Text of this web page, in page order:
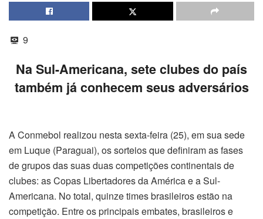
9
Na Sul-Americana, sete clubes do país
também já conhecem seus adversários
A Conmebol realizou nesta sexta-feira (25), em sua sede
em Luque (Paraguai), os sorteios que definiram as fases
de grupos das suas duas competições continentais de
clubes: as Copas Libertadores da América e a Sul-
Americana. No total, quinze times brasileiros estão na
competição. Entre os principais embates, brasileiros e